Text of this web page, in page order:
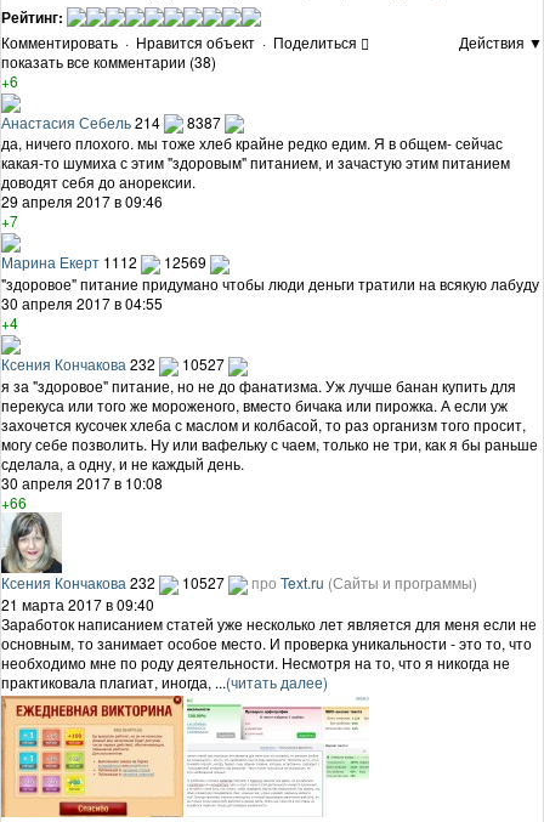
Рейтинг:
Комментировать · Нравится объект · Поделиться
Действия ▼
показать все комментарии (38)
+6
Анастасия Себель214
8387
да, ничего плохого. мы тоже хлеб крайне редко едим. Я в общем- сейчас
какая-то шумиха с этим "здоровым" питанием, и зачастую этим питанием
доводят себя до анорексии.
29 апреля 2017 в 09:46
+7
Марина Екерт 1112
12569
"здоровое" питание придумано чтобы люди деньги тратили на всякую лабуду
30 апреля 2017 в 04:55
+4
Ксения Кончакова 232
10527
я за "здоровое" питание, но не до фанатизма. Уж лучше банан купить для
перекуса или того же мороженого, вместо бичака или пирожка. А если уж
захочется кусочек хлеба с маслом и колбасой, то раз организм того просит,
могу себе позволить. Ну или вафельку с чаем, только не три, как я бы раньше
сделала, а одну, и не каждый день.
30 апреля 2017 в 10:08
+66
Ксения Кончакова 232 10527 про Text.ru (Сайты и программы)
21 марта 2017 в 09:40
Заработок написанием статей уже несколько лет является для меня если не
основным, то занимает особое место. И проверка уникальности - это то, что
необходимо мне по роду деятельности. Несмотря на то, что я никогда не
практиковала плагиат, иногда, ...(читать далее)